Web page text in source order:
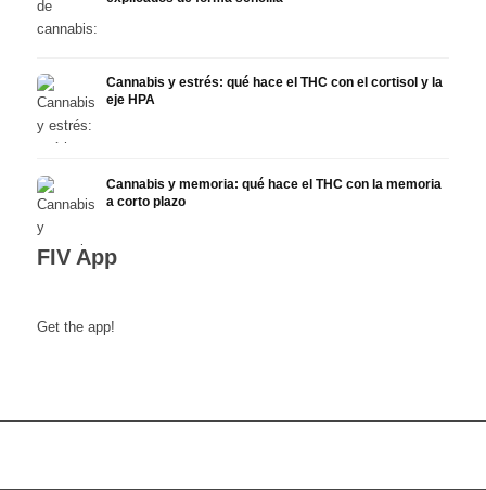
Cannabis y estrés: qué hace el THC con el cortisol y la
eje HPA
Cannabis y memoria: qué hace el THC con la memoria
a corto plazo
FIV App
Get the app!